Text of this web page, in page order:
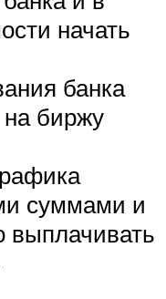
начать
банка
на биржу
суммами и
выплачивать